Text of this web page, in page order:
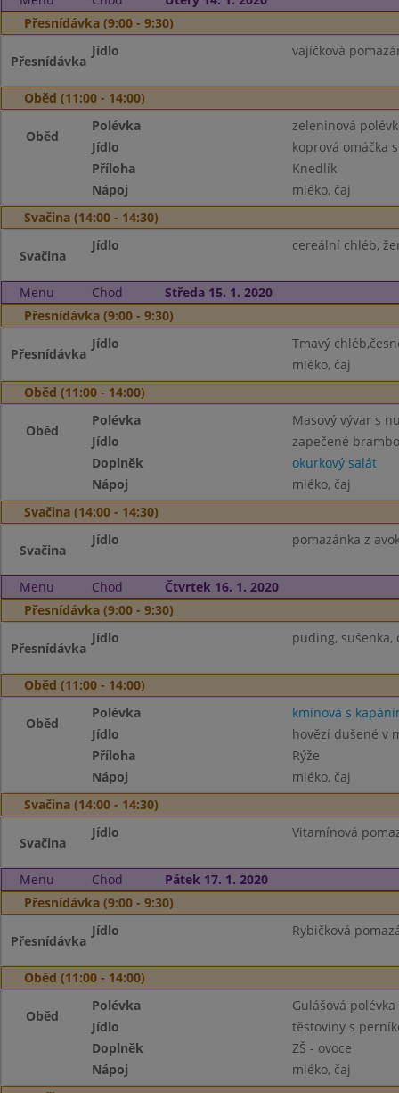
Přesnídávka (9:00 - 9:30)
Přesnídávka
Jídlo vajíčková
Oběd (11:00 - 14:00)
Oběd
Polévka
zeleninová
Jídlo
koprová omáčka
Příloha
Knedlík
Nápoj
mléko, čaj
Svačina (14:00 - 14:30)
Svačina
Jídlo cereální chléb,
Menu Chod
Středa 15. 1. 2020
Přesnídávka (9:00 - 9:30)
Přesnídávka
Jídlo
Tmavý
mléko, čaj
Oběd (11:00 - 14:00)
Oběd
Polévka
Masový vývar s
Jídlo
zapečené
Doplněk
okurkový salát
Nápoj
mléko, čaj
Svačina (14:00 - 14:30)
Svačina
Jídlo pomazánka z
Menu Chod
Čtvrtek 16. 1. 2020
Přesnídávka (9:00 - 9:30)
Přesnídávka
Jídlo puding, sušenka,
Oběd (11:00 - 14:00)
Oběd
Polévka
kmínová s
Jídlo
hovězí dušené v
Příloha
Rýže
Nápoj
mléko, čaj
Svačina (14:00 - 14:30)
Svačina
Jídlo Vitamínová
Menu Chod
Pátek 17. 1. 2020
Přesnídávka (9:00 - 9:30)
Přesnídávka
Jídlo Rybičková
Oběd (11:00 - 14:00)
Oběd
Polévka
Gulášová
Jídlo
těstoviny s
Doplněk
ZŠ - ovoce
Nápoj
mléko, čaj